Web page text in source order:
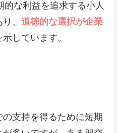
的な利益を追求する小人
り、道徳的な選択が企業
示しています。
支持を得るために短期